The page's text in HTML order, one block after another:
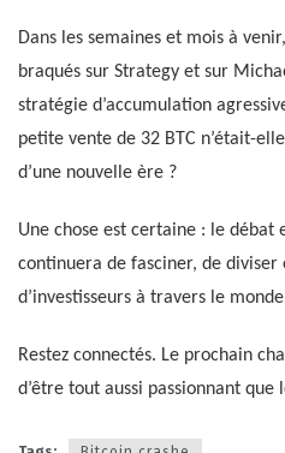
Dans les semaines et mois à
braqués sur Strategy et sur
stratégie d’accumulation
petite vente de 32 BTC n’était-
d’une nouvelle ère ?
Une chose est certaine : le débat
continuera de fasciner, de
d’investisseurs à travers le
Restez connectés. Le prochain
d’être tout aussi passionnant que